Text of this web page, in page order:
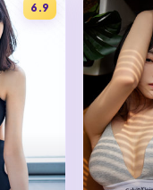
6.9